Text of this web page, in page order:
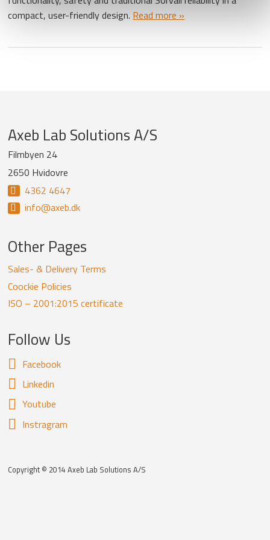
compact, user-friendly design. Read more »
Company
information
and
newsletter
Axeb Lab Solutions A/S
Filmbyen 24
2650 Hvidovre
4362 4647
info@axeb.dk
Copyright © 2014 Axeb Lab Solutions A/S
Other Pages
Sales- & Delivery Terms
Coockie Policies
ISO – 2001:2015 certificate
Follow Us
Facebook
Linkedin
Youtube
Instragram